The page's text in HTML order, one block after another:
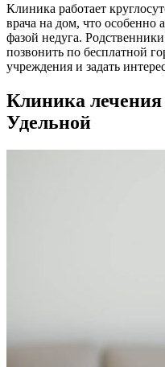
Клиника работает
врача на дом, что особенно
фазой недуга.
позвонить по бесплатной
учреждения и задать
Клиника
Удельной